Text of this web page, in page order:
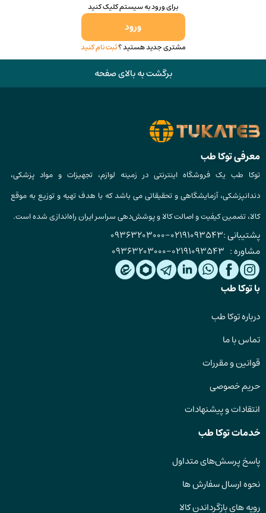
برای ورود به سیستم کلیک کنید
ورود
مشتری جدید هستید ؟ثبت نام کنید
برگشت به بالای صفحه
معرفی توکا طب
توکا طب یک فروشگاه اینترنتی در زمینه لوازم، تجهیزات و مواد پزشکی،
دندانپزشکی، آزمایشگاهی و تحقیقاتی می باشد که با هدف تهیه و توزیع به موقع
کالا، تضمین کیفیت و اصالت کالا و پوشش‌دهی سراسر ایران راه‌اندازی شده است.
پشتیبانی :02191093543
-
09363203000
مشاوره : 02191093543
-
09363203000
با توکا طب
درباره توکا طب
تماس با ما
قوانین و مقررات
حریم خصوصی
انتقادات و پیشنهادات
خدمات توکا طب
پاسخ پرسش‌های متداول
نحوه ارسال سفارش ها
رویه های بازگرداندن کالا